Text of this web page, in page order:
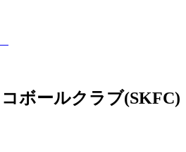
ボールクラブ(SKFC)